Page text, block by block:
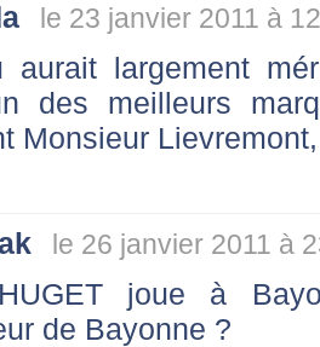
le 23 janvier 2011 à
aurait largement
des meilleurs
Monsieur
le 26 janvier 2011 à
joue à
de Bayonne ?